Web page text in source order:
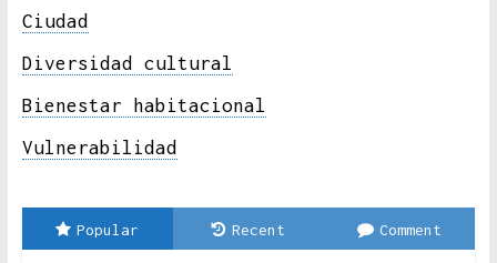
Ciudad
Diversidad cultural
Bienestar habitacional
Vulnerabilidad
Popular Recent Comment